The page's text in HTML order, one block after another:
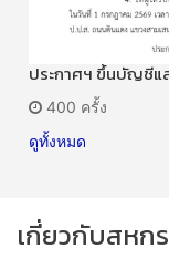
ประกาศฯ ขึ้นบัญชี
400 ครั้ง
ดูทั้งหมด
เกี่ยวกับสห